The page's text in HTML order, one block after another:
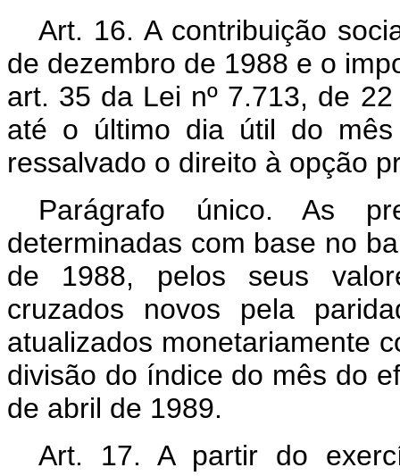
Art. 16. A contribuição
de dezembro de 1988 e o
art. 35 da Lei nº 7.713, de
até o último dia útil do
ressalvado o direito à opção
Parágrafo único. As
determinadas com base no
de 1988, pelos seus
cruzados novos pela
atualizados monetariamente
divisão do índice do mês do
de abril de 1989.
Art. 17. A partir do